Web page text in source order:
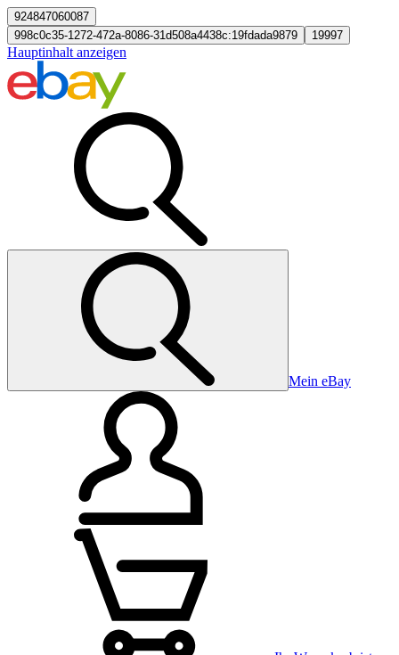
924847060087
998c0c35-1272-472a-8086-31d508a4438c:19fdada9879
19997
Hauptinhalt anzeigen
Mein eBay